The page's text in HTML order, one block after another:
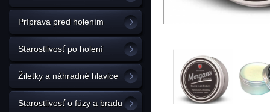
Príprava pred holením
Starostlivosť po holení
Žiletky a náhradné hlavice
Starostlivosť o fúzy a bradu